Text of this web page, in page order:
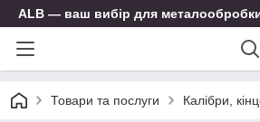
ALB — ваш вибір для металообробки
Товари та послуги Калібри,